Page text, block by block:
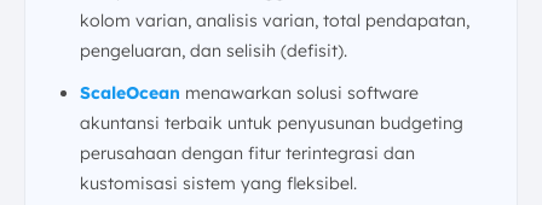
Budgeting)
3. Budgeting Berbasis Aktivitas (Activity-Based
Budgeting)
4. Budgeting Berbasis Nol (Zero Based Budgeting)
Strategi Pengendalian Budgeting Plan bagi
Perusahaan
kolom varian, analisis varian, total pendapatan,
pengeluaran, dan selisih (defisit).
ScaleOcean menawarkan solusi software
akuntansi terbaik untuk penyusunan budgeting
perusahaan dengan fitur terintegrasi dan
kustomisasi sistem yang fleksibel.